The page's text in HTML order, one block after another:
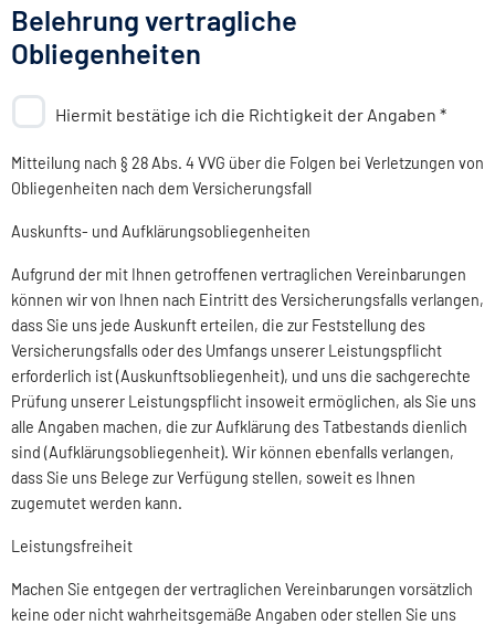
Belehrung vertragliche
Obliegenheiten
Hiermit bestätige ich die Richtigkeit der Angaben *
Mitteilung nach § 28 Abs. 4 VVG über die Folgen bei Verletzungen von
Obliegenheiten nach dem Versicherungsfall
Auskunfts- und Aufklärungsobliegenheiten
Aufgrund der mit Ihnen getroffenen vertraglichen Vereinbarungen
können wir von Ihnen nach Eintritt des Versicherungsfalls verlangen,
dass Sie uns jede Auskunft erteilen, die zur Feststellung des
Versicherungsfalls oder des Umfangs unserer Leistungspflicht
erforderlich ist (Auskunftsobliegenheit), und uns die sachgerechte
Prüfung unserer Leistungspflicht insoweit ermöglichen, als Sie uns
alle Angaben machen, die zur Aufklärung des Tatbestands dienlich
sind (Aufklärungsobliegenheit). Wir können ebenfalls verlangen,
dass Sie uns Belege zur Verfügung stellen, soweit es Ihnen
zugemutet werden kann.
Leistungsfreiheit
Machen Sie entgegen der vertraglichen Vereinbarungen vorsätzlich
keine oder nicht wahrheitsgemäße Angaben oder stellen Sie uns